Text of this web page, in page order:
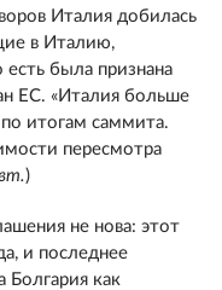
Италия добилась
в Италию,
была признана
ЕС. «Италия больше
итогам саммита.
пересмотра
)
не нова: этот
и последнее
Болгария как